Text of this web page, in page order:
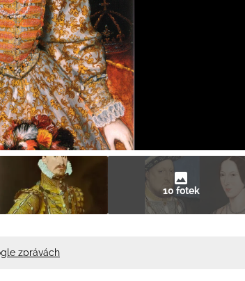
10 fotek
zprávách